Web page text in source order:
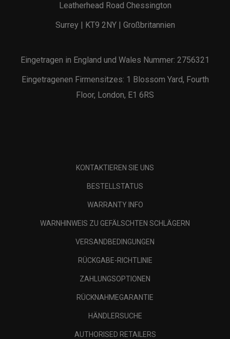
Leatherhead Road Chessington
Surrey | KT9 2NY | Großbritannien
Eingetragen in England und Wales Nummer: 2756321
Eingetragenen Firmensitzes: 1 Blossom Yard, Fourth
Floor, London, E1 6RS
KONTAKTIEREN SIE UNS
BESTELLSTATUS
WARRANTY INFO
WARNHINWEIS ZU GEFÄLSCHTEN SCHLÄGERN
VERSANDBEDINGUNGEN
RÜCKGABE-RICHTLINIE
ZAHLUNGSOPTIONEN
RÜCKNAHMEGARANTIE
HÄNDLERSUCHE
AUTHORISED RETAILERS